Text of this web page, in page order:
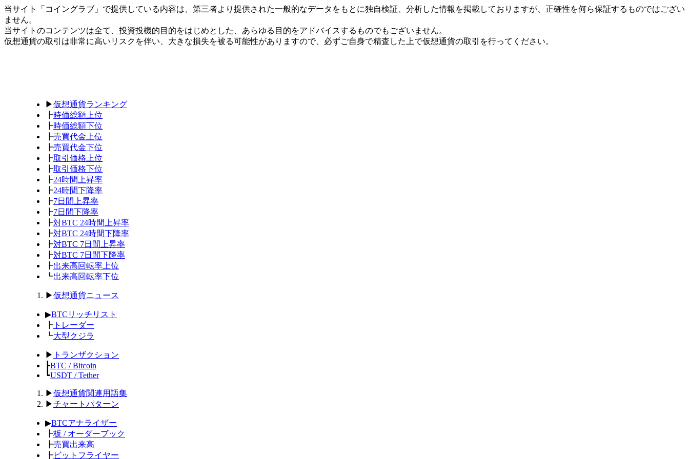
当サイト「コイングラブ」で提供している内容は、第三者より提供された一般的なデータをもとに独自検証、分析した情報を掲載しておりますが、正確性を何ら保証するものではござい
ません。
当サイトのコンテンツは全て、投資投機的目的をはじめとした、あらゆる目的をアドバイスするものでもございません。
仮想通貨の取引は非常に高いリスクを伴い、大きな損失を被る可能性がありますので、必ずご自身で精査した上で仮想通貨の取引を行ってください。
▶仮想通貨ランキング
┣時価総額上位
┣時価総額下位
┣売買代金上位
┣売買代金下位
┣取引価格上位
┣取引価格下位
┣24時間上昇率
┣24時間下降率
┣7日間上昇率
┣7日間下降率
┣対BTC 24時間上昇率
┣対BTC 24時間下降率
┣対BTC 7日間上昇率
┣対BTC 7日間下降率
┣出来高回転率上位
┗出来高回転率下位
▶仮想通貨ニュース
▶BTCリッチリスト
┣ トレーダー
┗大型クジラ
▶ トランザクション
┣BTC / Bitcoin
┗USDT / Tether
▶仮想通貨関連用語集
▶チャートパターン
▶BTCアナライザー
┣板 / オーダーブック
┣売買出来高
┣ビットフライヤー